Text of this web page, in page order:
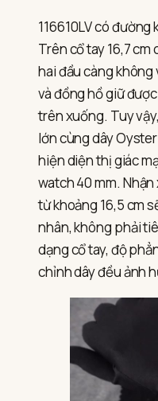
116610LV có
Trên cổ tay 16,7 cm
hai đầu càng
và đồng hồ giữ
trên xuống. Tuy
lớn cùng dây
hiện diện thị giác
watch 40 mm.
từ khoảng 16,5 cm
nhân, không phải
dạng cổ tay, độ
chỉnh dây đều ảnh